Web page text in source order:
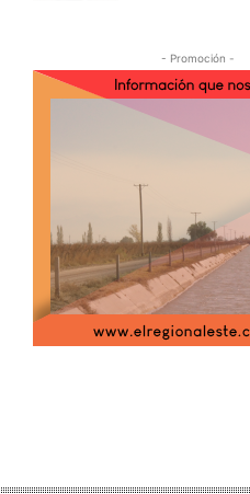
- Promoción -